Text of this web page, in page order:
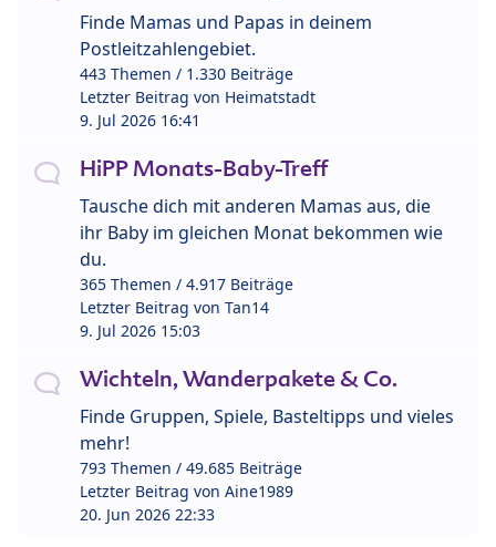
Finde Mamas und Papas in deinem
Postleitzahlengebiet.
443 Themen / 1.330 Beiträge
Letzter Beitrag von Heimatstadt
9. Jul 2026 16:41
HiPP Monats-Baby-Treff
Tausche dich mit anderen Mamas aus, die
ihr Baby im gleichen Monat bekommen wie
du.
365 Themen / 4.917 Beiträge
Letzter Beitrag von Tan14
9. Jul 2026 15:03
Wichteln, Wanderpakete & Co.
Finde Gruppen, Spiele, Basteltipps und vieles
mehr!
793 Themen / 49.685 Beiträge
Letzter Beitrag von Aine1989
20. Jun 2026 22:33